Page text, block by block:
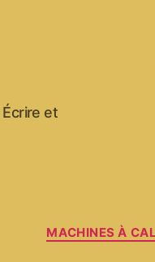
et
MACHINES À